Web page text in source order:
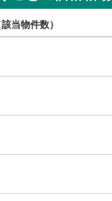
当物件数）